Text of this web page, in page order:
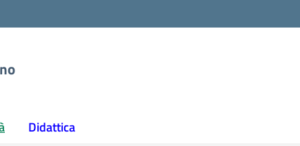
Didattica